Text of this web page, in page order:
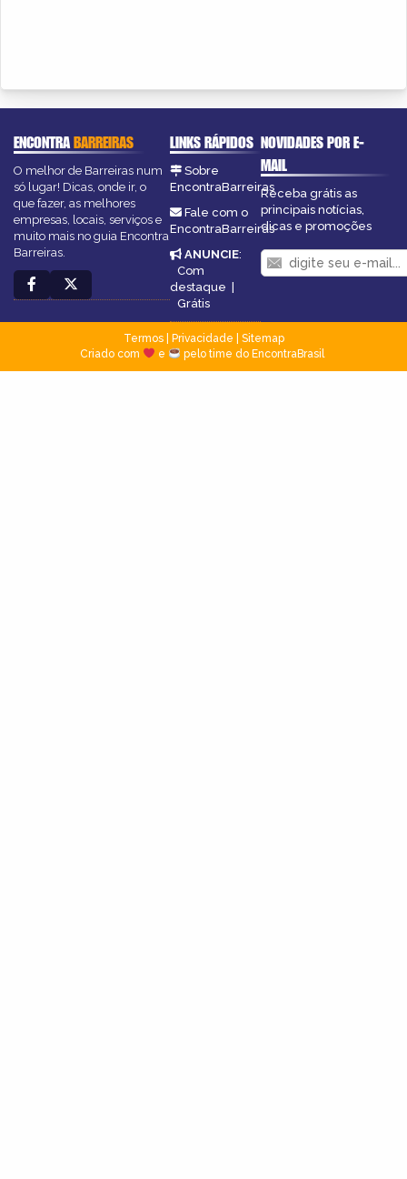
ENCONTRABARREIRAS
O melhor de Barreiras num
só lugar! Dicas, onde ir, o
que fazer, as melhores
empresas, locais, serviços e
muito mais no guia Encontra
Barreiras.
LINKS RÁPIDOS
Sobre
EncontraBarreiras
Fale com o
EncontraBarreiras
ANUNCIE:
Com
destaque
Grátis
NOVIDADES POR E-
MAIL
Receba grátis as
principais notícias,
dicas e promoções
Termos| Privacidade
Sitemap
Criado com
e pelo time do EncontraBrasil